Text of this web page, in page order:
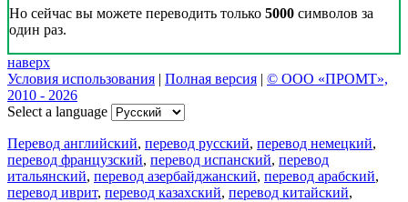
Но сейчас вы можете переводить только 5000 символов за
один раз.
наверх
Условия использования | Полная версия | © ООО «ПРОМТ»,
2010 - 2026
Select a language
Перевод английский, перевод русский, перевод немецкий,
перевод французский, перевод испанский, перевод
итальянский, перевод азербайджанский, перевод арабский,
перевод иврит, перевод казахский, перевод китайский,